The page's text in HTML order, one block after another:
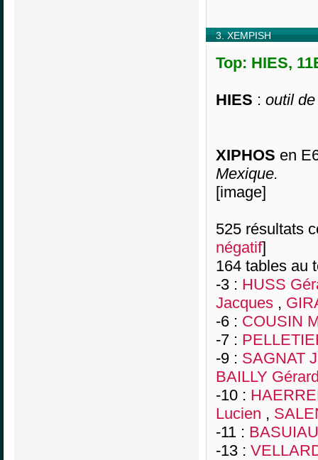
3. XEMPISH
Top: HIES,
HIES : outil
XIPHOS en
Mexique.
[image]
525 résultats
négatif]
164 tables au
-3 : HUSS
Jacques ,
-6 : COUSIN
-7 :
-9 : SAGNAT
BAILLY
-10 :
Lucien ,
-11 :
-13 :